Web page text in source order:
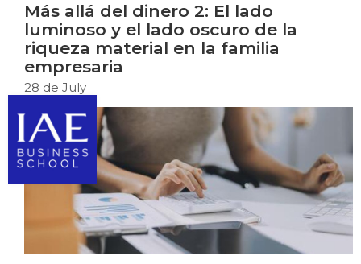
Más allá del dinero 2: El lado
luminoso y el lado oscuro de la
riqueza material en la familia
empresaria
28 de July